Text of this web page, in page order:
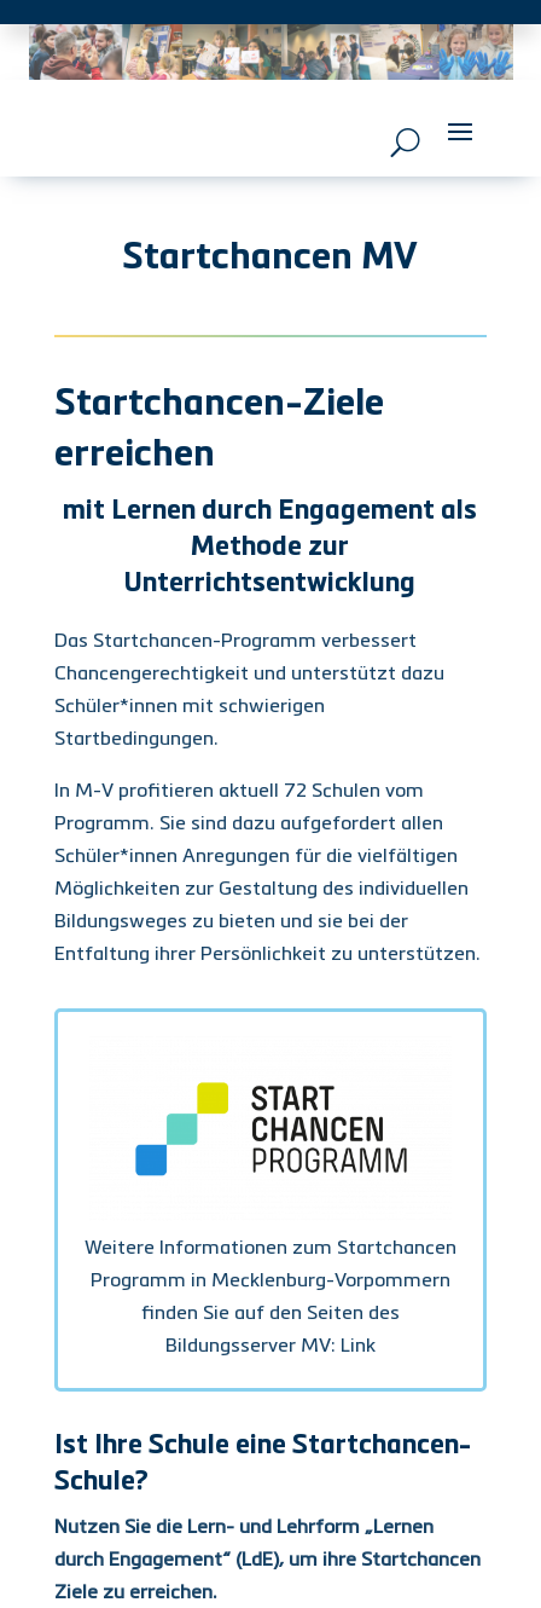
Startchancen MV
Startchancen-Ziele
erreichen
mit Lernen durch Engagement als
Methode zur
Unterrichtsentwicklung
Das Startchancen-Programm verbessert
Chancengerechtigkeit und unterstützt dazu
Schüler*innen mit schwierigen
Startbedingungen.
In M-V profitieren aktuell 72 Schulen vom
Programm. Sie sind dazu aufgefordert allen
Schüler*innen Anregungen für die vielfältigen
Möglichkeiten zur Gestaltung des individuellen
Bildungsweges zu bieten und sie bei der
Entfaltung ihrer Persönlichkeit zu unterstützen.
Weitere Informationen zum Startchancen
Programm in Mecklenburg-Vorpommern
finden Sie auf den Seiten des
Bildungsserver MV: Link
Ist Ihre Schule eine Startchancen-
Schule?
Nutzen Sie die Lern- und Lehrform „Lernen
durch Engagement“ (LdE), um ihre Startchancen
Ziele zu erreichen.